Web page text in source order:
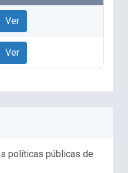
Ver
Ver
políticas públicas de